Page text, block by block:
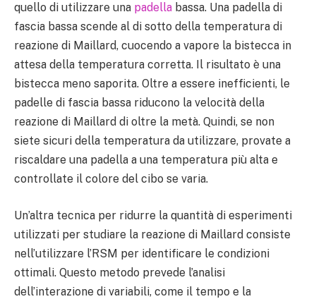
quello di utilizzare una padella bassa. Una padella di
fascia bassa scende al di sotto della temperatura di
reazione di Maillard, cuocendo a vapore la bistecca in
attesa della temperatura corretta. Il risultato è una
bistecca meno saporita. Oltre a essere inefficienti, le
padelle di fascia bassa riducono la velocità della
reazione di Maillard di oltre la metà. Quindi, se non
siete sicuri della temperatura da utilizzare, provate a
riscaldare una padella a una temperatura più alta e
controllate il colore del cibo se varia.
Un’altra tecnica per ridurre la quantità di esperimenti
utilizzati per studiare la reazione di Maillard consiste
nell’utilizzare l’RSM per identificare le condizioni
ottimali. Questo metodo prevede l’analisi
dell’interazione di variabili, come il tempo e la